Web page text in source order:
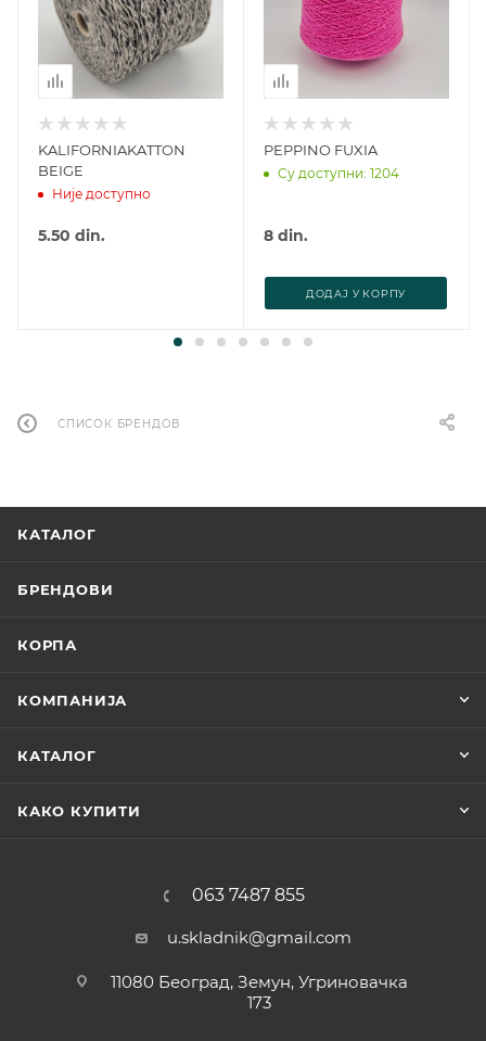
KALIFORNIAKATTON
BEIGE
Није доступно
5.50 din.
PEPPINO FUXIA
Су доступни: 1204
8 din.
ДОДАJ У КОРПУ
СПИСОК БРЕНДОВ
КАТАЛОГ
БРЕНДОВИ
КОРПА
КОМПАНИЈА
КАТАЛОГ
КАКО КУПИТИ
063 7487 855
u.skladnik@gmail.com
11080 Београд, Земун, Угриновачка
173